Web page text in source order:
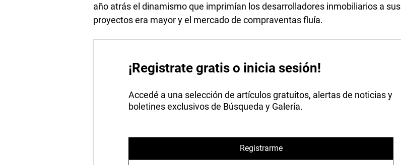
año atrás el dinamismo que imprimían los desarrolladores inmobiliarios a sus
proyectos era mayor y el mercado de compraventas fluía.
¡Registrate gratis o inicia sesión!
Accedé a una selección de artículos gratuitos, alertas de noticias y
boletines exclusivos de Búsqueda y Galería.
Registrarme